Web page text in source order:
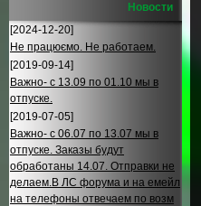
Новости
[2024-12-20]
Не працюємо. Не работаем.
[2019-09-14]
Важно- с 13.09 по 01.10 мы в
отпуске.
[2019-07-05]
Важно- с 06.07 по 13.07 мы в
отпуске. Заказы будут
обработаны 14.07. Отправки не
делаем.В ЛС форума и на емейл
на телефоны отвечаем по возм